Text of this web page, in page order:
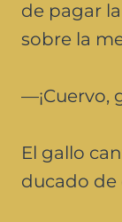
de pagar
sobre la
—¡Cuervo,
El gallo
ducado de